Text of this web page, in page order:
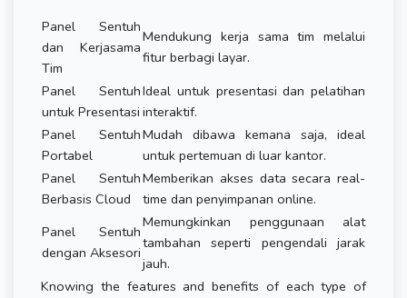
Panel Sentuh
dan Kerjasama
Tim
Mendukung kerja sama tim melalui
fitur berbagi layar.
Panel Sentuh
untuk Presentasi
Ideal untuk presentasi dan pelatihan
interaktif.
Panel Sentuh
Portabel
Mudah dibawa kemana saja, ideal
untuk pertemuan di luar kantor.
Panel Sentuh
Berbasis Cloud
Memberikan akses data secara real-
time dan penyimpanan online.
Panel Sentuh
dengan Aksesori
Memungkinkan penggunaan alat
tambahan seperti pengendali jarak
jauh.
Knowing the features and benefits of each type of